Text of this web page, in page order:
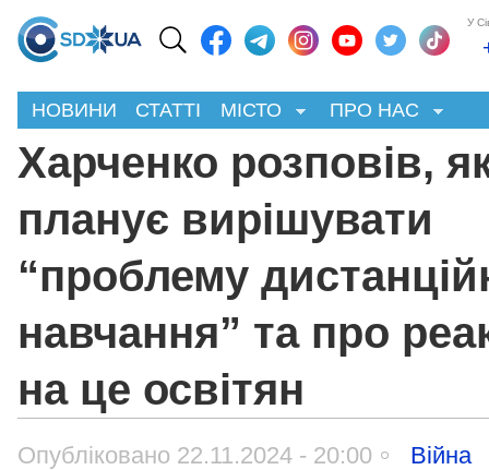
У
НОВИНИ СТАТТІ МІСТО ПРО НАС
Харченко розповів,
планує вирішувати
“проблему
навчання” та про
на це освітян
Опубліковано 22.11.2024 - 20:00 Війна